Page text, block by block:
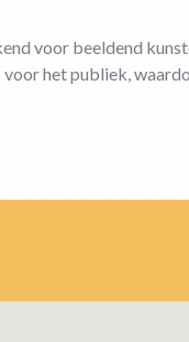
voor beeldend
het publiek,